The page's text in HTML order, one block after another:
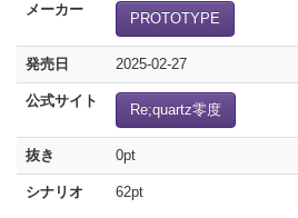
メーカー
PROTOTYPE
発売日 2025-02-27
公式サイト
Re;quartz零度
抜き 0pt
シナリオ 62pt